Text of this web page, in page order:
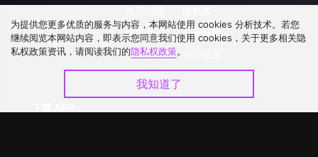
联络我们
升级VIP
公开征件
为提供您更多优质的服务与内容，本网站使用 cookies 分析技术。若您
继续阅览本网站内容，即表示您同意我们使用 cookies，关于更多相关隐
私权政策资讯，请阅读我们的隐私权政策。
我知道了